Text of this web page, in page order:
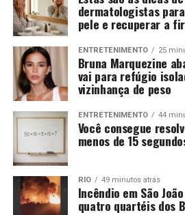
dermatologistas
pele e recuperar a
ENTRETENIMENTO 25
Bruna Marquezine
vai para refúgio
vizinhança de peso
ENTRETENIMENTO 44
Você consegue
menos de 15
RIO 49 minutos atrás
Incêndio em São
quatro quartéis dos